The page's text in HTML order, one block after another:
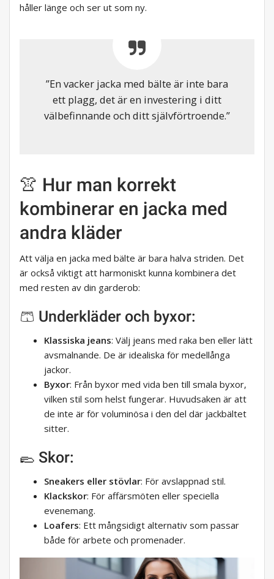
håller länge och ser ut som ny.
”En vacker jacka med bälte är inte bara
ett plagg, det är en investering i ditt
välbefinnande och ditt självförtroende.”
👚 Hur man korrekt
kombinerar en jacka med
andra kläder
Att välja en jacka med bälte är bara halva striden. Det
är också viktigt att harmoniskt kunna kombinera det
med resten av din garderob:
🩳 Underkläder och byxor:
Klassiska jeans: Välj jeans med raka ben eller lätt
avsmalnande. De är idealiska för medellånga
jackor.
Byxor: Från byxor med vida ben till smala byxor,
vilken stil som helst fungerar. Huvudsaken är att
de inte är för voluminösa i den del där jackbältet
sitter.
🥿 Skor:
Sneakers eller stövlar: För avslappnad stil.
Klackskor: För affärsmöten eller speciella
evenemang.
Loafers: Ett mångsidigt alternativ som passar
både för arbete och promenader.